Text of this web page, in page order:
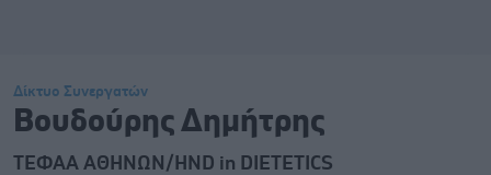
Δίκτυο Συνεργατών
Βουδούρης Δημήτρης
ΤΕΦΑΑ ΑΘΗΝΩΝ/HND in DIETETICS